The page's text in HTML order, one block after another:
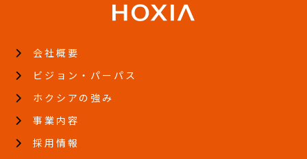
会社概要
ビジョン・パーパス
ホクシアの強み
事業内容
採用情報